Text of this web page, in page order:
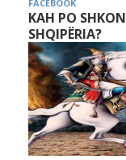
FACEBOOK
KAH PO SHKON
SHQIPËRIA?